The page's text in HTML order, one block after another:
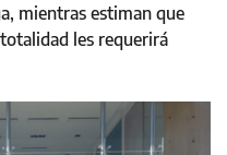
mientras estiman que
les requerirá